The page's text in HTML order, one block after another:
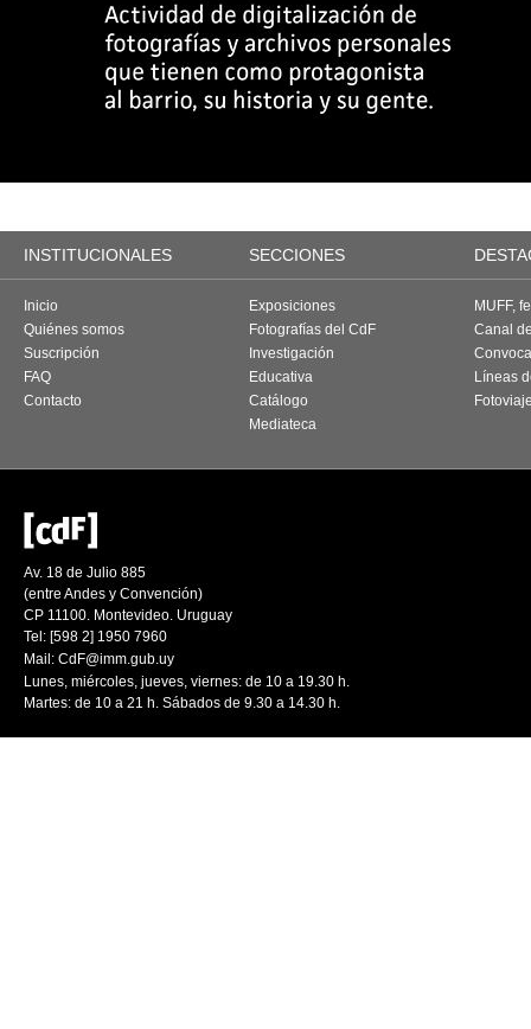
INSTITUCIONALES SECCIONES
Inicio
Quiénes somos
Suscripción
FAQ
Contacto
Exposiciones
Fotografías del CdF
Investigación
Educativa
Catálogo
Mediateca
MUFF,
Canal
Líneas
Av. 18 de Julio 885
(entre Andes y Convención)
CP 11100. Montevideo. Uruguay
Tel: [598 2] 1950 7960
Mail: CdF@imm.gub.uy
Lunes, miércoles, jueves, viernes: de 10 a 19.30 h.
Martes: de 10 a 21 h. Sábados de 9.30 a 14.30 h.